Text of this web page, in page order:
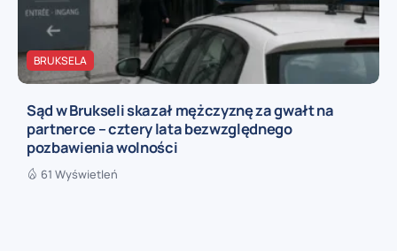
BRUKSELA
Sąd w Brukseli skazał mężczyznę za gwałt na
partnerce – cztery lata bezwzględnego
pozbawienia wolności
61 Wyświetleń